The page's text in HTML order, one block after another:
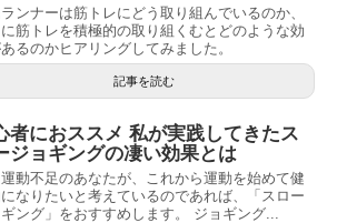
ンナーは筋トレにどう取り組んでいるのか、
筋トレを積極的の取り組くむとどのような効
るのかヒアリングしてみました。
記事を読む
者におススメ 私が実践してきたス
ジョギングの凄い効果とは
運動不足のあなたが、これから運動を始めて健
なりたいと考えているのであれば、「スロー
ング」をおすすめします。 ジョギング...